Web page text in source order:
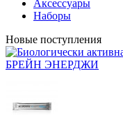
Аксессуары
Наборы
Новые поступления